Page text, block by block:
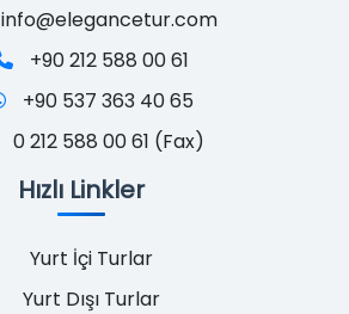
info@elegancetur.com
+90 212 588 00 61
+90 537 363 40 65
0 212 588 00 61 (Fax)
Hızlı Linkler
Yurt İçi Turlar
Yurt Dışı Turlar